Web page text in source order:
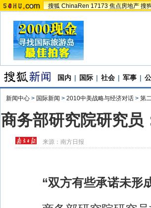
搜狐 ChinaRen 17173 焦点房地产 搜
国内 | 国际 | 社会 | 军事 |
新闻中心 > 国际新闻 > 2010中美战略与经济对话 > 第
商务部研究院研究员
来源：南方日报
“双方有些承诺未形